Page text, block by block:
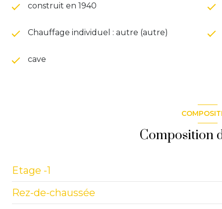
construit en 1940
Chauffage individuel : autre (autre)
cave
Composition
Etage -1
sous sol
Rez-de-chaussée